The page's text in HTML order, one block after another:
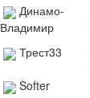
Динамо-
Владимир
Трест33
Softer